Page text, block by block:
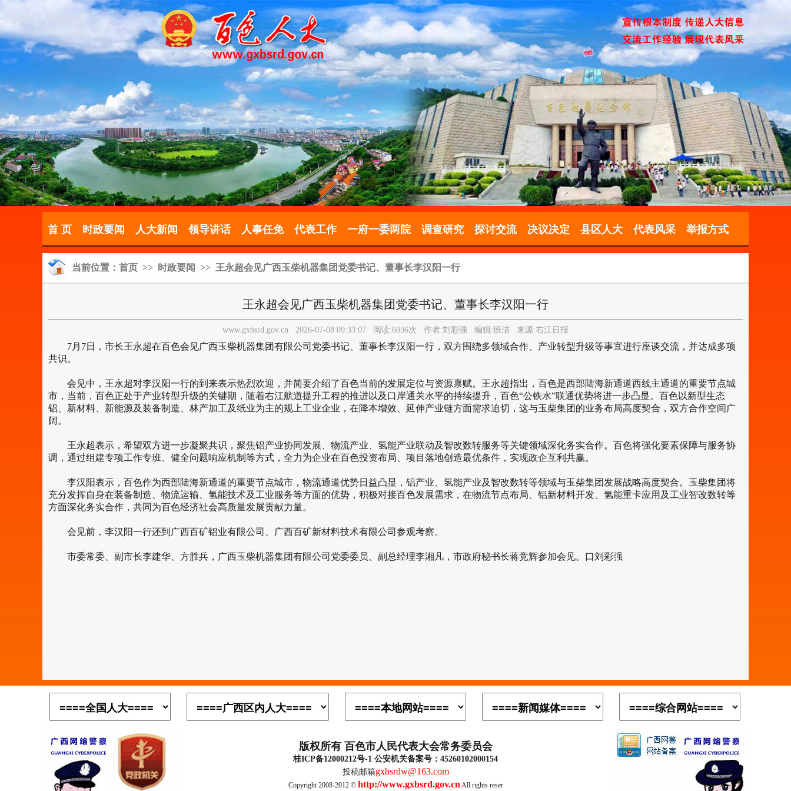
首 页 时政要闻 人大新闻 领导讲话 人事任免 代表工作 一府一委两院 调查研究 探讨交流 决议决定 县区人大 代表风采 举报方式
当前位置： 首页 >> 时政要闻 >> 王永超会见广西玉柴机器集团党委书记、董事长李汉阳一行
王永超会见广西玉柴机器集团党委书记、董事长李汉阳一行
www.gxbsrd.gov.cn 2026-07-08 09:33:07 阅读:6036次 作者:刘彩强 编辑:班洁 来源:右江日报
7月7日，市长王永超在百色会见广西玉柴机器集团有限公司党委书记、董事长李汉阳一行，双方围绕多领域合作、产业转型升级等事宜进行座谈交流，并达成多项
共识。
会见中，王永超对李汉阳一行的到来表示热烈欢迎，并简要介绍了百色当前的发展定位与资源禀赋。王永超指出，百色是西部陆海新通道西线主通道的重要节点城
市，当前，百色正处于产业转型升级的关键期，随着右江航道提升工程的推进以及口岸通关水平的持续提升，百色“公铁水”联通优势将进一步凸显。百色以新型生态
铝、新材料、新能源及装备制造、林产加工及纸业为主的规上工业企业，在降本增效、延伸产业链方面需求迫切，这与玉柴集团的业务布局高度契合，双方合作空间广
阔。
王永超表示，希望双方进一步凝聚共识，聚焦铝产业协同发展、物流产业、氢能产业联动及智改数转服务等关键领域深化务实合作。百色将强化要素保障与服务协
调，通过组建专项工作专班、健全问题响应机制等方式，全力为企业在百色投资布局、项目落地创造最优条件，实现政企互利共赢。
李汉阳表示，百色作为西部陆海新通道的重要节点城市，物流通道优势日益凸显，铝产业、氢能产业及智改数转等领域与玉柴集团发展战略高度契合。玉柴集团将
充分发挥自身在装备制造、物流运输、氢能技术及工业服务等方面的优势，积极对接百色发展需求，在物流节点布局、铝新材料开发、氢能重卡应用及工业智改数转等
方面深化务实合作，共同为百色经济社会高质量发展贡献力量。
会见前，李汉阳一行还到广西百矿铝业有限公司、广西百矿新材料技术有限公司参观考察。
市委常委、副市长李建华、方胜兵，广西玉柴机器集团有限公司党委委员、副总经理李湘凡，市政府秘书长蒋竞辉参加会见。口刘彩强
版权所有 百色市人民代表大会常务委员会
桂ICP备12000212号-1 公安机关备案号：45260102000154
投稿邮箱gxbsrdw@163.com
Copyright 2008-2012 © http://www.gxbsrd.gov.cnAll rights reser